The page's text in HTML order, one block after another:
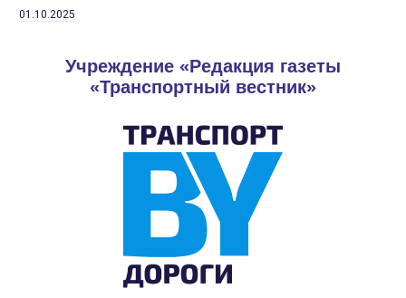
01.10.2025
Учреждение «Редакция газеты
«Транспортный вестник»